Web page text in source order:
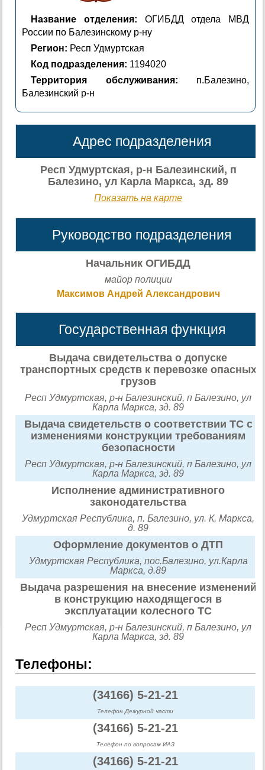
Название отделения: ОГИБДД отдела МВД
России по Балезинскому р-ну
Регион: Респ Удмуртская
Код подразделения: 1194020
Территория обслуживания: п.Балезино,
Балезинский р-н
Адрес подразделения
Респ Удмуртская, р-н Балезинский, п
Балезино, ул Карла Маркса, зд. 89
Показать на карте
Руководство подразделения
Начальник ОГИБДД
майор полиции
Максимов Андрей Александрович
Государственная функция
Выдача свидетельства о допуске
транспортных средств к перевозке опасных
грузов
Респ Удмуртская, р-н Балезинский, п Балезино, ул
Карла Маркса, зд. 89
Выдача свидетельств о соответствии ТС с
изменениями конструкции требованиям
безопасности
Респ Удмуртская, р-н Балезинский, п Балезино, ул
Карла Маркса, зд. 89
Исполнение административного
законодательства
Удмуртская Республика, п. Балезино, ул. К. Маркса,
д. 89
Оформление документов о ДТП
Удмуртская Республика, пос.Балезино, ул.Карла
Маркса, д.89
Выдача разрешения на внесение изменений
в конструкцию находящегося в
эксплуатации колесного ТС
Респ Удмуртская, р-н Балезинский, п Балезино, ул
Карла Маркса, зд. 89
Телефоны:
(34166) 5-21-21
Телефон Дежурной части
(34166) 5-21-21
Телефон по вопросам ИАЗ
(34166) 5-21-21